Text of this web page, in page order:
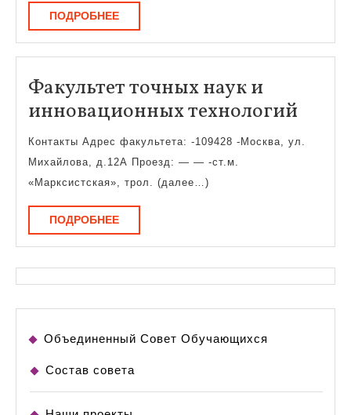
ПОДРОБНЕЕПОДРОБНЕЕ
Факультет точных наук и
инновационных технологий
Контакты Адрес факультета: -109428 -Москва, ул.
Михайлова, д.12А Проезд: — — -ст.м.
«Марксистская», трол. (далее…)
ПОДРОБНЕЕПОДРОБНЕЕ
Объединенный Совет Обучающихся
Состав совета